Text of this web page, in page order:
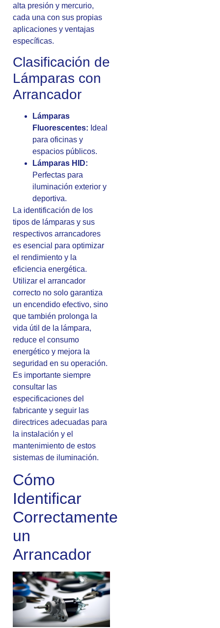
alta presión y mercurio,
cada una con sus propias
aplicaciones y ventajas
específicas.
Clasificación de
Lámparas con
Arrancador
Lámparas
Fluorescentes: Ideal
para oficinas y
espacios públicos.
Lámparas HID:
Perfectas para
iluminación exterior y
deportiva.
La identificación de los
tipos de lámparas y sus
respectivos arrancadores
es esencial para optimizar
el rendimiento y la
eficiencia energética.
Utilizar el arrancador
correcto no solo garantiza
un encendido efectivo, sino
que también prolonga la
vida útil de la lámpara,
reduce el consumo
energético y mejora la
seguridad en su operación.
Es importante siempre
consultar las
especificaciones del
fabricante y seguir las
directrices adecuadas para
la instalación y el
mantenimiento de estos
sistemas de iluminación.
Cómo
Identificar
Correctamente
un
Arrancador